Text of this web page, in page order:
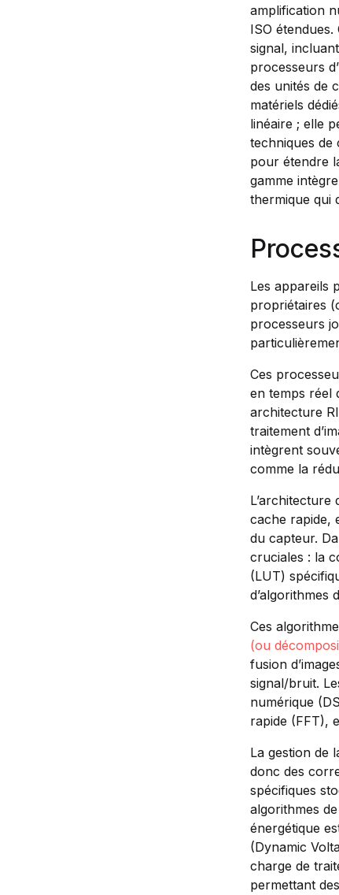
amplification
ISO
signal,
processeurs
des unités de
matériels
linéaire ; elle
techniques de
pour étendre
gamme
thermique qui
Les appareils
propriétaires
processeurs
Ces
en temps réel
architecture
traitement
intègrent
comme la
cache rapide,
du capteur.
cruciales : la
(LUT)
d’algorithmes
Ces
(ou
fusion
signal/bruit.
numérique
rapide (FFT),
La gestion de
donc des
spécifiques
algorithmes
énergétique
(Dynamic
charge de
permettant